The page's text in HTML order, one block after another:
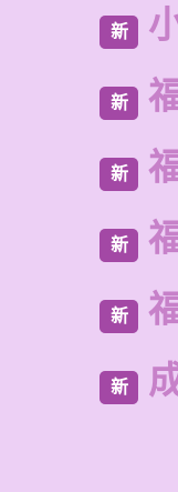
新
新
新
新
新
新